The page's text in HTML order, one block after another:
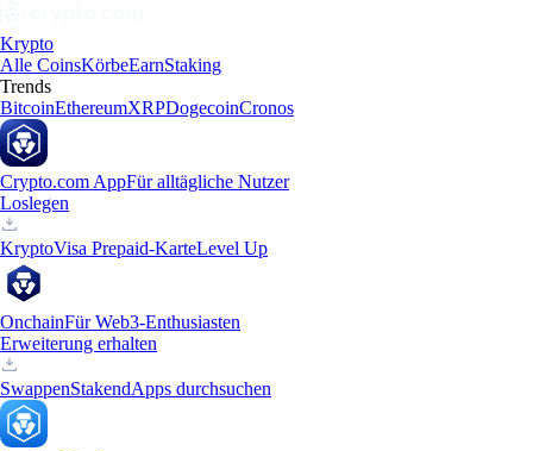
Krypto
Alle CoinsKörbeEarnStaking
Trends
BitcoinEthereumXRPDogecoinCronos
Crypto.com AppFür alltägliche Nutzer
Loslegen
KryptoVisa Prepaid-KarteLevel Up
OnchainFür Web3-Enthusiasten
Erweiterung erhalten
SwappenStakendApps durchsuchen